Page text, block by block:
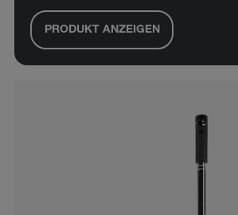
PRODUKT ANZEIGEN